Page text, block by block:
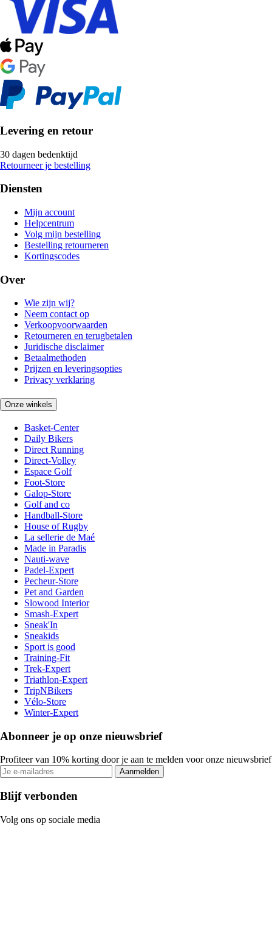
Levering en retour
30 dagen bedenktijd
Retourneer je bestelling
Diensten
Mijn account
Helpcentrum
Volg mijn bestelling
Bestelling retourneren
Kortingscodes
Over
Wie zijn wij?
Neem contact op
Verkoopvoorwaarden
Retourneren en terugbetalen
Juridische disclaimer
Betaalmethoden
Prijzen en leveringsopties
Privacy verklaring
Onze winkels
Basket-Center
Daily Bikers
Direct Running
Direct-Volley
Espace Golf
Foot-Store
Galop-Store
Golf and co
Handball-Store
House of Rugby
La sellerie de Maé
Made in Paradis
Nauti-wave
Padel-Expert
Pecheur-Store
Pet and Garden
Slowood Interior
Smash-Expert
Sneak'In
Sneakids
Sport is good
Training-Fit
Trek-Expert
Triathlon-Expert
TripNBikers
Vélo-Store
Winter-Expert
Abonneer je op onze nieuwsbrief
Profiteer van 10% korting door je aan te melden voor onze nieuwsbrief
Aanmelden
Blijf verbonden
Volg ons op sociale media